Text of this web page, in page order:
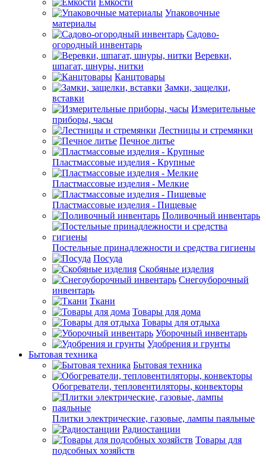
Емкости
Упаковочные
материалы
Садово-
огородный инвентарь
Веревки,
шпагат, шнуры, нитки
Канцтовары
Замки, защелки,
вставки
Измерительные
приборы, часы
Лестницы и стремянки
Печное литье
Пластмассовые изделия - Крупные
Пластмассовые изделия - Мелкие
Пластмассовые изделия - Пищевые
Поливочный инвентарь
Постельные принадлежности и средства гигиены
Посуда
Скобяные изделия
Снегоуборочный
инвентарь
Ткани
Товары для дома
Товары для отдыха
Уборочный инвентарь
Удобрения и грунты
Бытовая техника
Бытовая техника
Обогреватели, тепловентиляторы, конвекторы
Плитки электрические, газовые, лампы паяльные
Радиостанции
Товары для
подсобных хозяйств